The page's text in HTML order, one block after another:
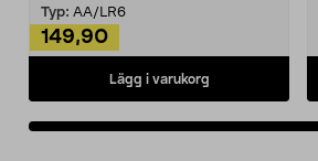
Typ: AA/LR6
149,90
Lägg i varukorg